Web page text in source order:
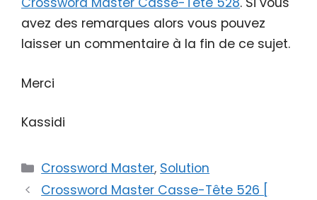
avez des remarques alors vous pouvez
laisser un commentaire à la fin de ce sujet.
Merci
Kassidi
Catégories
Crossword Master, Solution
Crossword Master Casse-Tête 526 [